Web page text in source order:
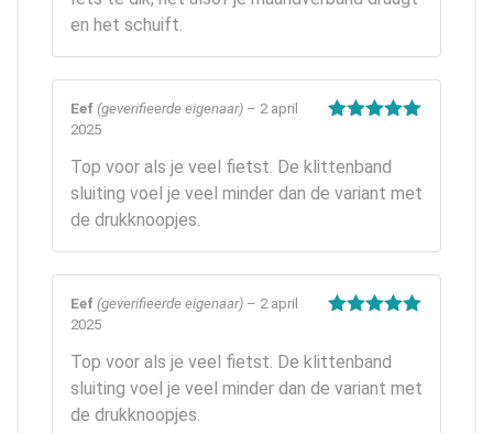
en het schuift.
Eef (geverifieerde eigenaar) – 2 april
2025
Top voor als je veel fietst. De klittenband
sluiting voel je veel minder dan de variant met
de drukknoopjes.
Eef (geverifieerde eigenaar) – 2 april
2025
Top voor als je veel fietst. De klittenband
sluiting voel je veel minder dan de variant met
de drukknoopjes.